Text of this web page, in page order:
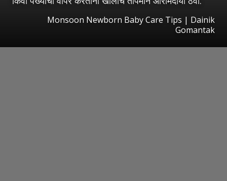
Monsoon Newborn Baby Care Tips | Dainik
Gomantak